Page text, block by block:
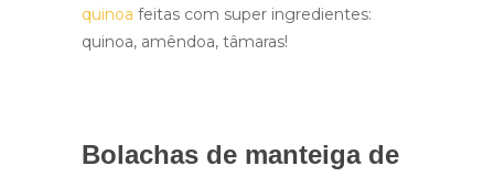
quinoa feitas com super ingredientes:
quinoa, amêndoa, tâmaras!
Bolachas de manteiga de